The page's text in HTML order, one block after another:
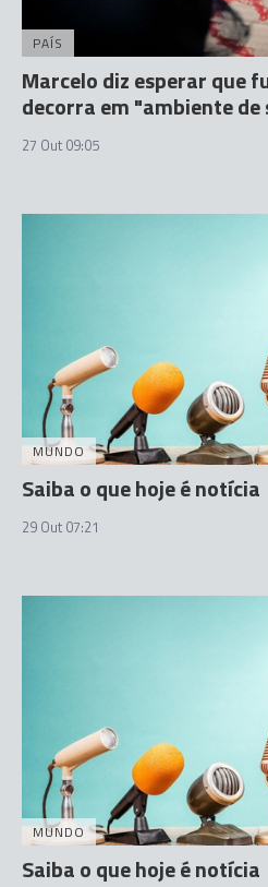
PAÍS
Marcelo diz esperar que
decorra em "ambiente de
27 Out 09:05
MUNDO
Saiba o que hoje é notícia
29 Out 07:21
MUNDO
Saiba o que hoje é notícia